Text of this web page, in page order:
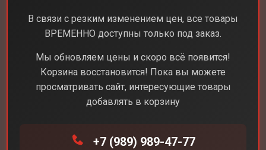
В связи с резким изменением цен, все товары
ВРЕМЕННО доступны только под заказ.
Мы обновляем цены и скоро всё появится!
Корзина восстановится! Пока вы можете
просматривать сайт, интересующие товары
добавлять в корзину
+7 (989) 989-47-77